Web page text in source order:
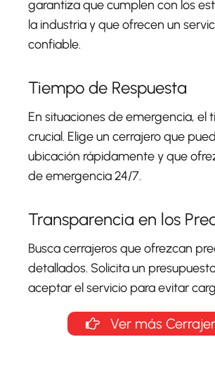
garantiza que cumplen con los
la industria y que ofrecen un
confiable.
Tiempo de Respuesta
En situaciones de emergencia, el
crucial. Elige un cerrajero que
ubicación rápidamente y que
de emergencia 24/7.
Transparencia en los
Busca cerrajeros que ofrezcan
detallados. Solicita un
aceptar el servicio para evitar
Ver más